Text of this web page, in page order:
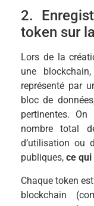
2.
token sur
Lors de la
une
représenté par
bloc de
pertinentes.
nombre total
d’utilisation ou
publiques, ce
Chaque token
blockchain